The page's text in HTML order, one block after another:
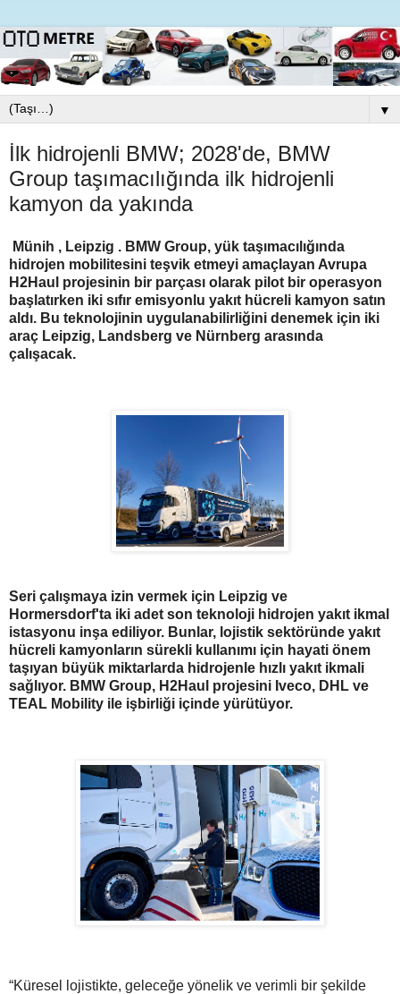
▼
İlk hidrojenli BMW; 2028'de, BMW
Group taşımacılığında ilk hidrojenli
kamyon da yakında
Münih , Leipzig . BMW Group, yük taşımacılığında
hidrojen mobilitesini teşvik etmeyi amaçlayan Avrupa
H2Haul projesinin bir parçası olarak pilot bir operasyon
başlatırken iki sıfır emisyonlu yakıt hücreli kamyon satın
aldı. Bu teknolojinin uygulanabilirliğini denemek için iki
araç Leipzig, Landsberg ve Nürnberg arasında
çalışacak.
Seri çalışmaya izin vermek için Leipzig ve
Hormersdorf'ta iki adet son teknoloji hidrojen yakıt ikmal
istasyonu inşa ediliyor. Bunlar, lojistik sektöründe yakıt
hücreli kamyonların sürekli kullanımı için hayati önem
taşıyan büyük miktarlarda hidrojenle hızlı yakıt ikmali
sağlıyor. BMW Group, H2Haul projesini Iveco, DHL ve
TEAL Mobility ile işbirliği içinde yürütüyor.
“Küresel lojistikte, geleceğe yönelik ve verimli bir şekilde